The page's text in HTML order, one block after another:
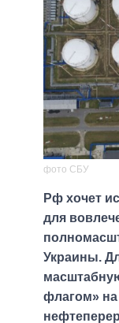
фото СБУ
Рф хочет
для
Украины.
флагом»